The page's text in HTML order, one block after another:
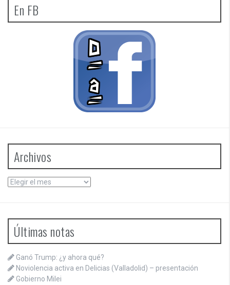
En FB
Archivos
Archivos
Últimas notas
Ganó Trump: ¿y ahora qué?
Noviolencia activa en Delicias (Valladolid) – presentación
Gobierno Milei